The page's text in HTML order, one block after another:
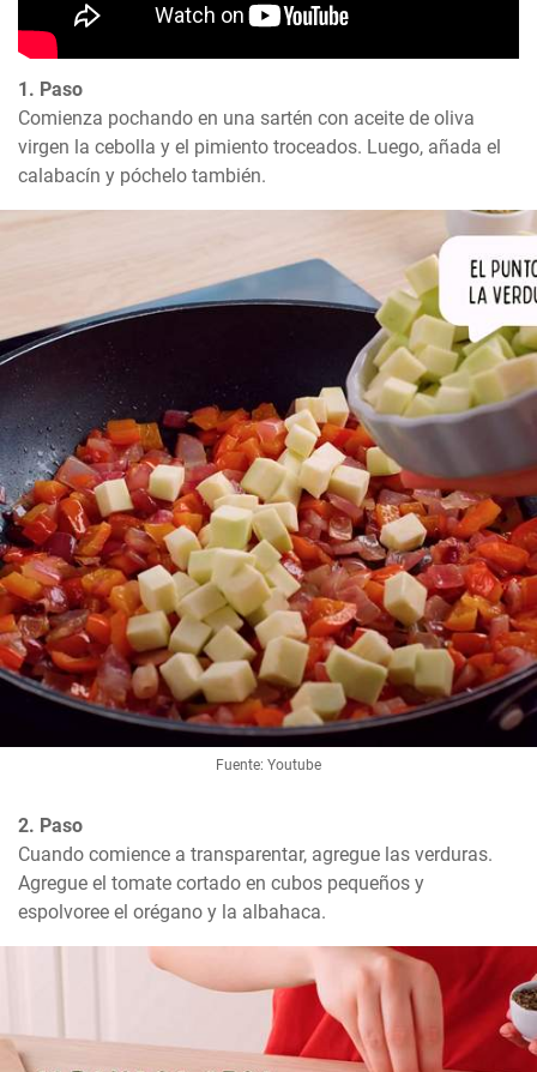
1. Paso
Comienza pochando en una sartén con aceite de oliva
virgen la cebolla y el pimiento troceados. Luego, añada el
calabacín y póchelo también.
Fuente: Youtube
2. Paso
Cuando comience a transparentar, agregue las verduras.
Agregue el tomate cortado en cubos pequeños y
espolvoree el orégano y la albahaca.